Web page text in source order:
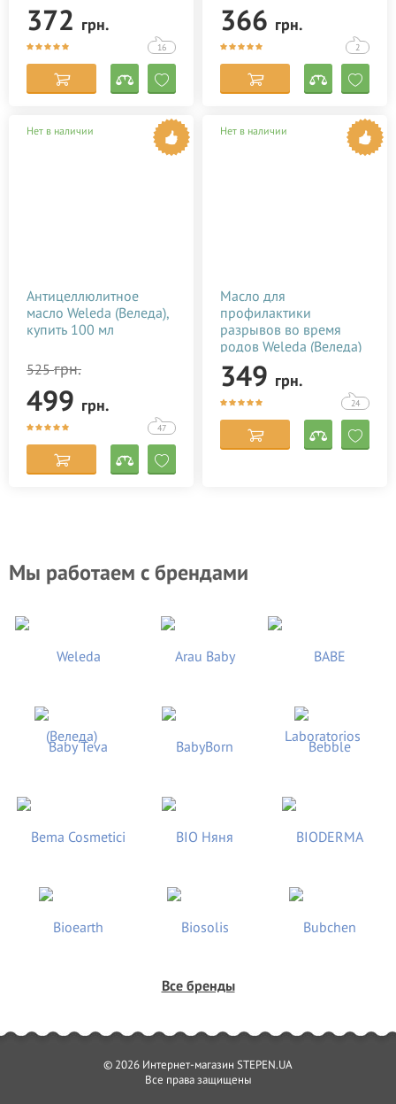
372 грн.
16
366 грн.
2
Нет в наличии
Антицеллюлитное
масло Weleda (Веледа),
купить 100 мл
525грн.
499 грн.
47
Нет в наличии
Масло для
профилактики
разрывов во время
родов Weleda (Веледа)
50 мл
349 грн.
24
Мы работаем с брендами
Все бренды
© 2026 Интернет-магазин STEPEN.UA
Все права защищены